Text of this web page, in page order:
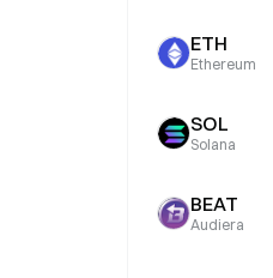
ETH
Ethereum
SOL
Solana
BEAT
Audiera